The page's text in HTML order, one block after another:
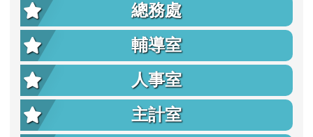
總務處
輔導室
人事室
主計室